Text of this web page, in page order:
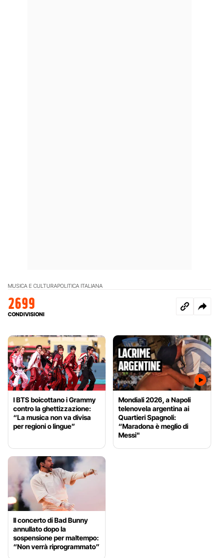
MUSICA E CULTURAPOLITICA ITALIANA
2699
CONDIVISIONI
I BTS boicottano i Grammy
contro la ghettizzazione:
“La musica non va divisa
per regioni o lingue”
Mondiali 2026, a Napoli
telenovela argentina ai
Quartieri Spagnoli:
“Maradona è meglio di
Messi"
Il concerto di Bad Bunny
annullato dopo la
sospensione per maltempo:
“Non verrà riprogrammato”